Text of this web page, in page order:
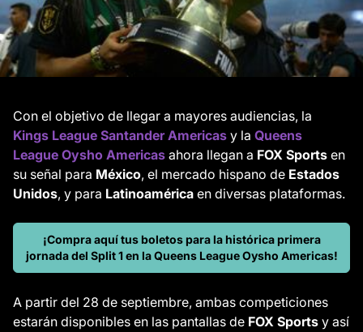
Con el objetivo de llegar a mayores audiencias, la
Kings League Santander Americas y la Queens
League Oysho Americas ahora llegan a FOX Sports en
su señal para México, el mercado hispano de Estados
Unidos, y para Latinoamérica en diversas plataformas.
¡Compra aquí tus boletos para la histórica primera
jornada del Split 1 en la Queens League Oysho Americas!
A partir del 28 de septiembre, ambas competiciones
estarán disponibles en las pantallas de FOX Sports y así